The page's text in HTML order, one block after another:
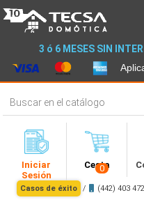
3 ó 6 MESES SIN
Iniciar
Sesión
Cesta
0
Casos de éxito / (442) 403